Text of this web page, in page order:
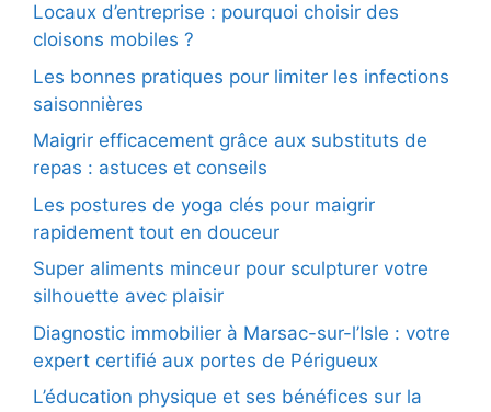
Locaux d’entreprise : pourquoi choisir des
cloisons mobiles ?
Les bonnes pratiques pour limiter les infections
saisonnières
Maigrir efficacement grâce aux substituts de
repas : astuces et conseils
Les postures de yoga clés pour maigrir
rapidement tout en douceur
Super aliments minceur pour sculpturer votre
silhouette avec plaisir
Diagnostic immobilier à Marsac-sur-l’Isle : votre
expert certifié aux portes de Périgueux
L’éducation physique et ses bénéfices sur la